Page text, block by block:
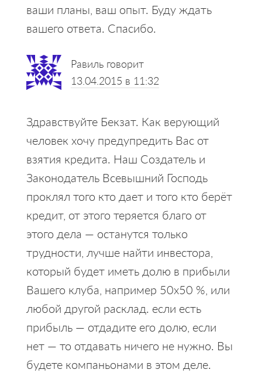
ваши планы, ваш опыт. Буду ждать
вашего ответа. Спасибо.
Равиль говорит
13.04.2015 в 11:32
Здравствуйте Бекзат. Как верующий
человек хочу предупредить Вас от
взятия кредита. Наш Создатель и
Законодатель Всевышний Господь
проклял того кто дает и того кто берёт
кредит, от этого теряется благо от
этого дела — останутся только
трудности, лучше найти инвестора,
который будет иметь долю в прибыли
Вашего клуба, например 50х50 %, или
любой другой расклад. если есть
прибыль — отдадите его долю, если
нет — то отдавать ничего не нужно. Вы
будете компаньонами в этом деле.